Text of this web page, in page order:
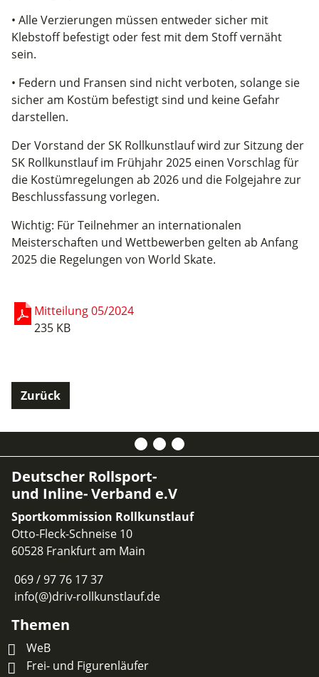
• Alle Verzierungen müssen entweder sicher mit
Klebstoff befestigt oder fest mit dem Stoff vernäht
sein.
• Federn und Fransen sind nicht verboten, solange sie
sicher am Kostüm befestigt sind und keine Gefahr
darstellen.
Der Vorstand der SK Rollkunstlauf wird zur Sitzung der
SK Rollkunstlauf im Frühjahr 2025 einen Vorschlag für
die Kostümregelungen ab 2026 und die Folgejahre zur
Beschlussfassung vorlegen.
Wichtig: Für Teilnehmer an internationalen
Meisterschaften und Wettbewerben gelten ab Anfang
2025 die Regelungen von World Skate.
Mitteilung 05/2024
235 KB
Zurück
Deutscher Rollsport-
und Inline- Verband e.V
Sportkommission Rollkunstlauf
Otto-Fleck-Schneise 10
60528 Frankfurt am Main
069 / 97 76 17 37
info(@)driv-rollkunstlauf.de
Themen
WeB
Frei- und Figurenläufer